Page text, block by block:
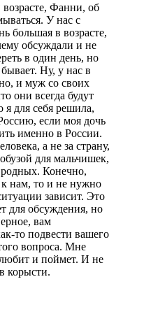
Фанни, об
У нас с
большая в возрасте,
обсуждали и не
в один день, но
бывает. Ну, у нас в
и муж со своих
они всегда будут
я для себя решила,
если моя дочь
именно в России.
а не за страну,
для мальчишек,
Конечно,
к нам, то и не нужно
зависит. Это
для обсуждения, но
вам
то подвести вашего
вопроса. Мне
и поймет. И не
корысти.